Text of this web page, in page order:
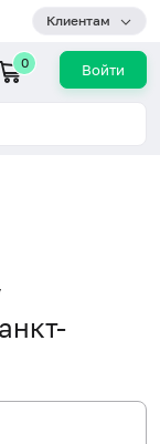
Клиентам
0 Войти